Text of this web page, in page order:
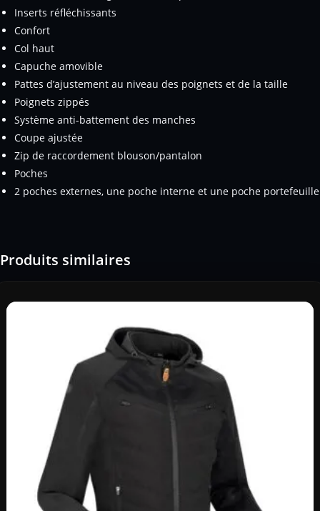
Inserts réfléchissants
Confort
Col haut
Capuche amovible
Pattes d’ajustement au niveau des poignets et de la taille
Poignets zippés
Système anti-battement des manches
Coupe ajustée
Zip de raccordement blouson/pantalon
Poches
2 poches externes, une poche interne et une poche portefeuille
Produits similaires